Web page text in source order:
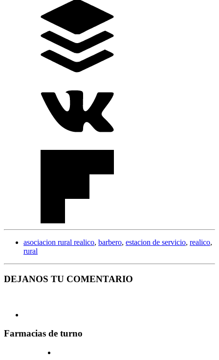
asociacion rural realico, barbero, estacion de servicio, realico,
rural
DEJANOS TU COMENTARIO
Farmacias de turno